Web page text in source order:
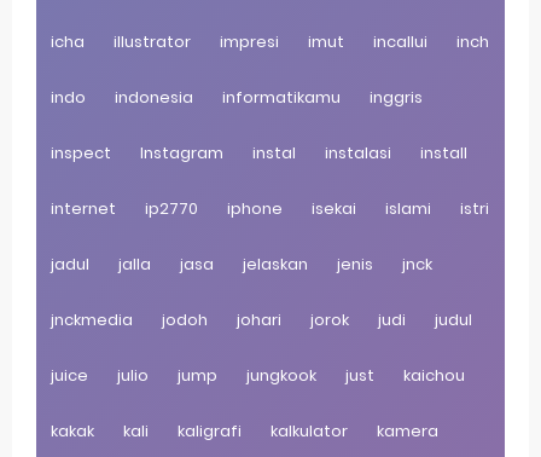
icha illustrator impresi imut incallui inch
indo indonesia informatikamu inggris
inspect Instagram instal instalasi install
internet ip2770 iphone isekai islami istri
jadul jalla jasa jelaskan jenis jnck
jnckmedia jodoh johari jorok judi judul
juice julio jump jungkook just kaichou
kakak kali kaligrafi kalkulator kamera